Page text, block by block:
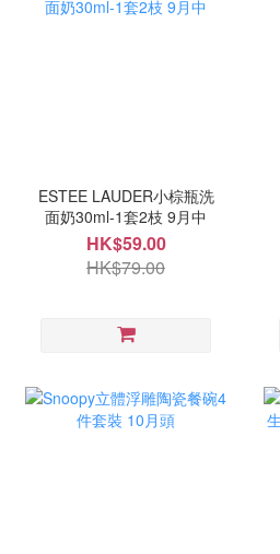
ESTEE LAUDER小棕瓶洗
面奶30ml-1套2枝 9月中
HK$59.00
HK$79.00